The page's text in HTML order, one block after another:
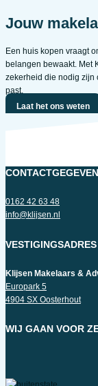
Jouw
Een huis kopen vraagt
belangen bewaakt. Met
zekerheid die nodig zijn
past.
Laat het ons weten
0162 42 63 48
info@klijsen.nl
VESTIGINGSADRES
Klijsen Makelaars &
Europark 5
4904 SX Oosterhout
WIJ GAAN VOOR